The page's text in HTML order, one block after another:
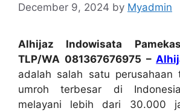
December 9, 2024 by Myadmin
Alhijaz Indowisata
TLP/WA 081367676975 –
adalah salah satu perusahaan
umroh terbesar di
melayani lebih dari 30.000